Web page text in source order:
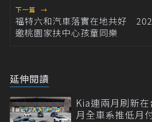
下一篇 →
福特六和汽車落實在地共好
邀桃園家扶中心孩童同樂
延伸閱讀
Kia連兩月刷新
月全車系推低月